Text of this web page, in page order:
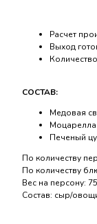
Расчет
Выход
СОСТАВ:
Медовая
Печеный
По количеству
По количеству
Вес на персону:
Состав: сыр/